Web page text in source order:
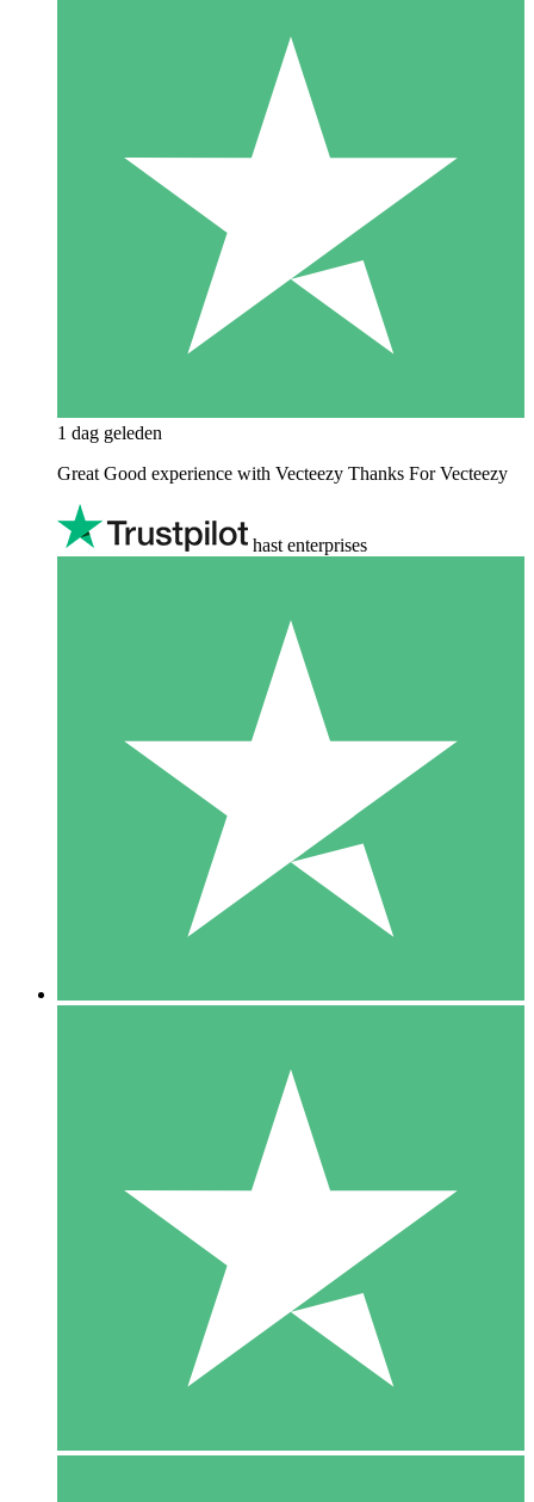
1 dag geleden
Great Good experience with Vecteezy Thanks For Vecteezy
hast enterprises